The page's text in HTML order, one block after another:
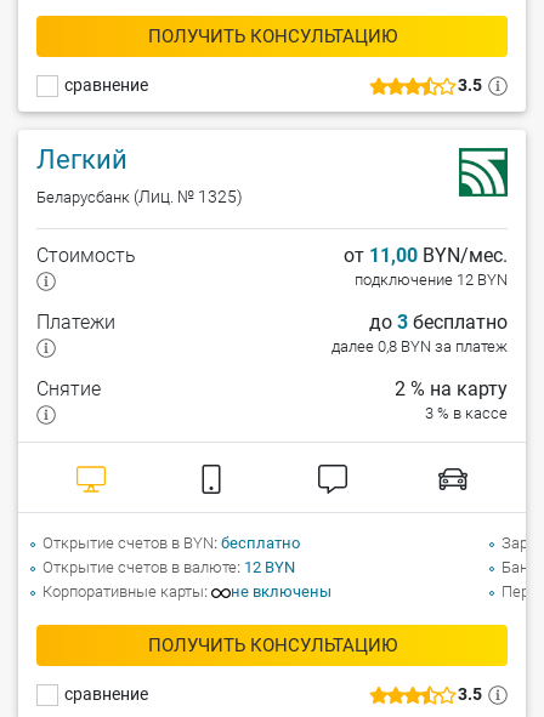
3.5
сравнение
ПОЛУЧИТЬ КОНСУЛЬТАЦИЮ
Легкий
Беларусбанк (Лиц. № 1325)
3.5
сравнение
Стоимость от 11,00 BYN/мес.
подключение 12 BYN
Платежи до 3 бесплатно
далее 0,8 BYN за платеж
Снятие 2 % на карту
3 % в кассе
ПОЛУЧИТЬ КОНСУЛЬТАЦИЮ
Открытие счетов в BYN бесплатно
Открытие счетов в валюте 12 BYN
Корпоративные карты
не включены